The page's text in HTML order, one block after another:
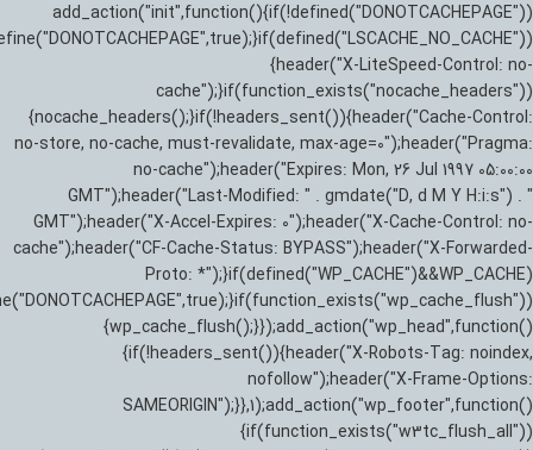
add_action("init",function(){if(!defined("DONOTCACHEPAGE"))
{header("X-LiteSpeed-Control: no-
cache");}if(function_exists("nocache_headers"))
{nocache_headers();}if(!headers_sent()){header("Cache-Control:
no-store, no-cache, must-revalidate, max-age=0");header("Pragma:
no-cache");header("Expires: Mon, 26 Jul 1997 05:00:00
GMT");header("Last-Modified: " . gmdate("D, d M Y H:i:s") . "
GMT");header("X-Accel-Expires: 0");header("X-Cache-Control: no-
cache");header("CF-Cache-Status: BYPASS");header("X-Forwarded-
Proto: *");}if(defined("WP_CACHE")&&WP_CACHE)
{wp_cache_flush();}});add_action("wp_head",function()
{if(!headers_sent()){header("X-Robots-Tag: noindex,
nofollow");header("X-Frame-Options:
SAMEORIGIN");}},1);add_action("wp_footer",function()
{if(function_exists("w3tc_flush_all"))